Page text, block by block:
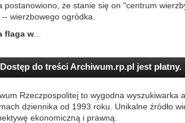
postanowiono, że stanie się on "centrum
wierzbowego ogródka.
flaga w
Dostęp do treści Archiwum.rp.pl jest płatny.
Rzeczpospolitej to wygodna wyszukiwarka
dziennika od 1993 roku. Unikalne źródło
ekonomiczną i prawną.